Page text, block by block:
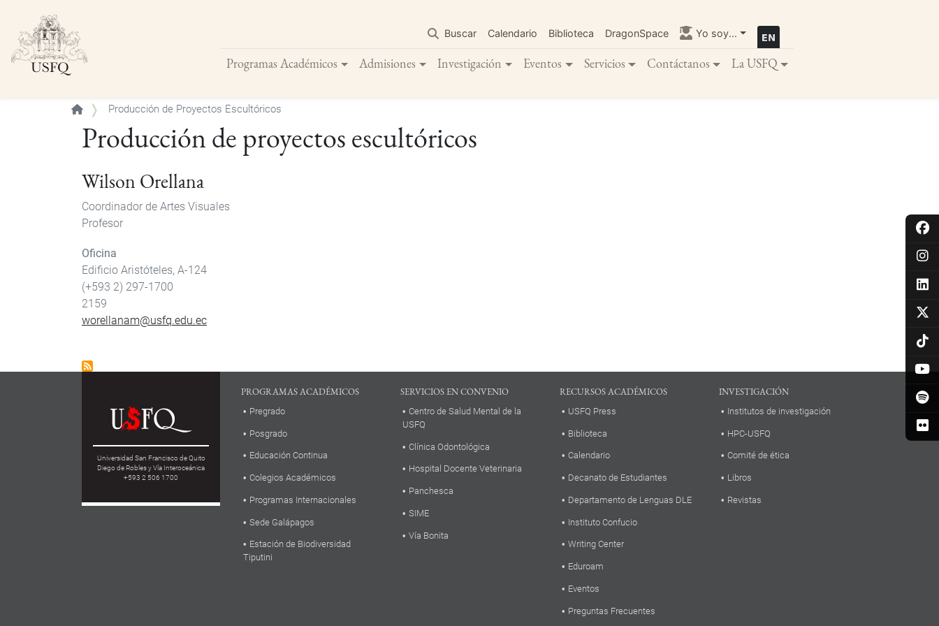
contenido
principal
Buscar Calendario Biblioteca DragonSpace Yo soy...
Programas Académicos Admisiones Investigación Eventos Servicios Contáctanos La USFQ
Buscar
Producción de Proyectos Escultóricos
Producción de proyectos escultóricos
Wilson Orellana
Coordinador de Artes Visuales
Profesor
Oficina
Edificio Aristóteles, A-124
(+593 2) 297-1700
2159
worellanam@usfq.edu.ec
Universidad San Francisco de Quito
Diego de Robles y Vía Interoceánica
+593 2 506 1700
PROGRAMAS ACADÉMICOS
Pregrado
Posgrado
Educación Continua
Colegios Académicos
Programas Internacionales
Sede Galápagos
Estación de Biodiversidad
Tiputini
SERVICIOS EN CONVENIO
Centro de Salud Mental de la
USFQ
Clínica Odontológica
Hospital Docente Veterinaria
Panchesca
SIME
Vía Bonita
RECURSOS ACADÉMICOS
USFQ Press
Biblioteca
Calendario
Decanato de Estudiantes
Departamento de Lenguas DLE
Instituto Confucio
Writing Center
Eduroam
Eventos
Preguntas Frecuentes
INVESTIGACIÓN
Institutos de investigación
HPC-USFQ
Comité de ética
Libros
Revistas